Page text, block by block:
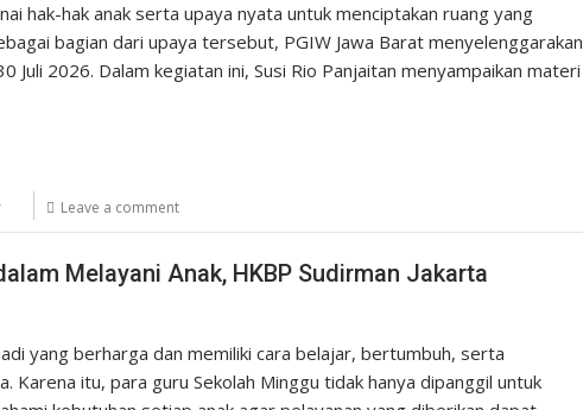
hak-hak anak serta upaya nyata untuk menciptakan ruang yang
bagian dari upaya tersebut, PGIW Jawa Barat menyelenggarakan
Juli 2026. Dalam kegiatan ini, Susi Rio Panjaitan menyampaikan materi
Leave a comment
Melayani Anak, HKBP Sudirman Jakarta
yang berharga dan memiliki cara belajar, bertumbuh, serta
itu, para guru Sekolah Minggu tidak hanya dipanggil untuk